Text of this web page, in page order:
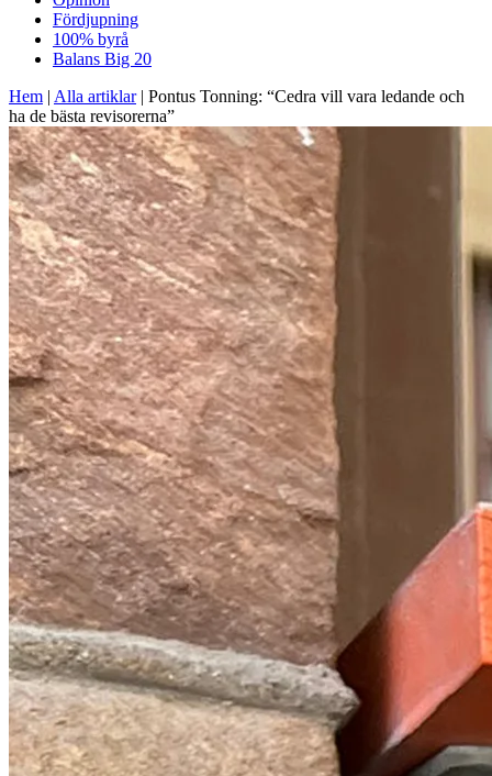
Fördjupning
100% byrå
Balans Big 20
Hem | Alla artiklar| Pontus Tonning: “Cedra vill vara ledande och
ha de bästa revisorerna”